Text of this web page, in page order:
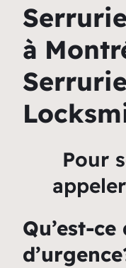
à
Pour
Qu’est-